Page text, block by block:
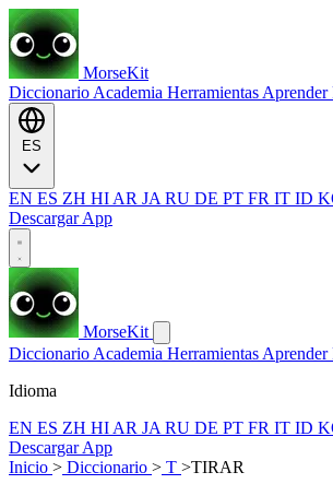
MorseKit
Diccionario Academia Herramientas Aprender
EN ES ZH HI AR JA RU DE PT FR IT ID
Descargar App
MorseKit
Diccionario Academia Herramientas Aprender
Idioma
EN ES ZH HI AR JA RU DE PT FR IT ID
Descargar App
Inicio > Diccionario > T >TIRAR